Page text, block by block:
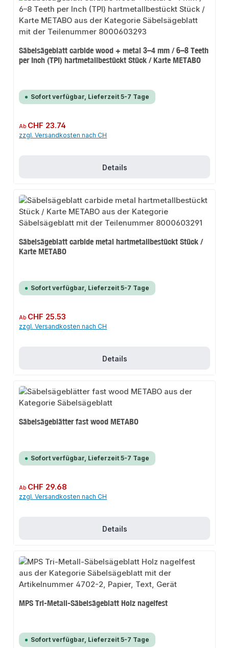
Säbelsägeblatt carbide wood + metal 3–4 mm / 6–8 Teeth
per Inch (TPI) hartmetallbestückt Stück / Karte METABO
Sofort verfügbar, Lieferzeit 5-7 Tage
Regulärer Preis:
Ab CHF 23.74
zzgl. Versandkosten nach CH
Details
Säbelsägeblatt carbide metal hartmetallbestückt Stück /
Karte METABO
Sofort verfügbar, Lieferzeit 5-7 Tage
Regulärer Preis:
Ab CHF 25.53
zzgl. Versandkosten nach CH
Details
Säbelsägeblätter fast wood METABO
Sofort verfügbar, Lieferzeit 5-7 Tage
Regulärer Preis:
Ab CHF 29.68
zzgl. Versandkosten nach CH
Details
MPS Tri-Metall-Säbelsägeblatt Holz nagelfest
Sofort verfügbar, Lieferzeit 5-7 Tage